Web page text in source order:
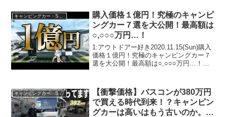
キャンピングカー・SUV人気車種
購入価格１億円！究極のキャンピ
ングカー７選を大公開！最高額は
○,○○○万円…！
1:アウトドアー好き2020.11.15(Sun)購入
価格１億円！究極のキャンピングカー７
選を大公開！最高額は○,○○○万円…！っ
2020.11.15(Sun)この動画は注目です！3...
キャンピングカー・SUV人気車種
【衝撃価格】バスコンが380万円
で買える時代到来！？キャンピン
グカーは高いはもう古いのか。50